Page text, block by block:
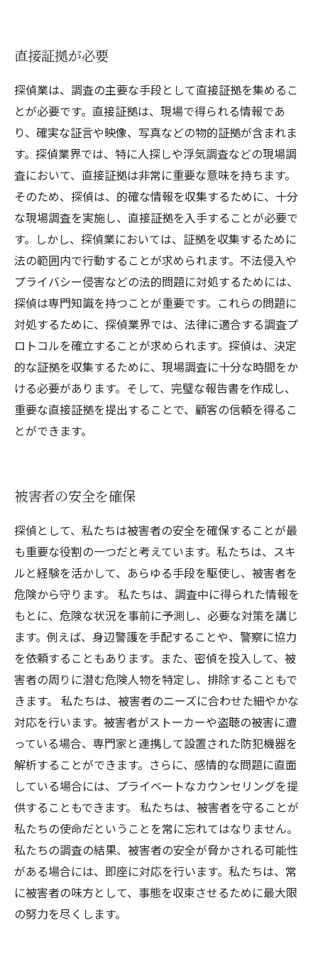
直接証拠が必要
探偵業は、調査の主要な手段として直接証拠を集めるこ
とが必要です。直接証拠は、現場で得られる情報であ
り、確実な証言や映像、写真などの物的証拠が含まれま
す。探偵業界では、特に人探しや浮気調査などの現場調
査において、直接証拠は非常に重要な意味を持ちます。
そのため、探偵は、的確な情報を収集するために、十分
な現場調査を実施し、直接証拠を入手することが必要で
す。しかし、探偵業においては、証拠を収集するために
法の範囲内で行動することが求められます。不法侵入や
プライバシー侵害などの法的問題に対処するためには、
探偵は専門知識を持つことが重要です。これらの問題に
対処するために、探偵業界では、法律に適合する調査プ
ロトコルを確立することが求められます。探偵は、決定
的な証拠を収集するために、現場調査に十分な時間をか
ける必要があります。そして、完璧な報告書を作成し、
重要な直接証拠を提出することで、顧客の信頼を得るこ
とができます。
被害者の安全を確保
探偵として、私たちは被害者の安全を確保することが最
も重要な役割の一つだと考えています。私たちは、スキ
ルと経験を活かして、あらゆる手段を駆使し、被害者を
危険から守ります。 私たちは、調査中に得られた情報を
もとに、危険な状況を事前に予測し、必要な対策を講じ
ます。例えば、身辺警護を手配することや、警察に協力
を依頼することもあります。また、密偵を投入して、被
害者の周りに潜む危険人物を特定し、排除することもで
きます。 私たちは、被害者のニーズに合わせた細やかな
対応を行います。被害者がストーカーや盗聴の被害に遭
っている場合、専門家と連携して設置された防犯機器を
解析することができます。さらに、感情的な問題に直面
している場合には、プライベートなカウンセリングを提
供することもできます。 私たちは、被害者を守ることが
私たちの使命だということを常に忘れてはなりません。
私たちの調査の結果、被害者の安全が脅かされる可能性
がある場合には、即座に対応を行います。私たちは、常
に被害者の味方として、事態を収束させるために最大限
の努力を尽くします。